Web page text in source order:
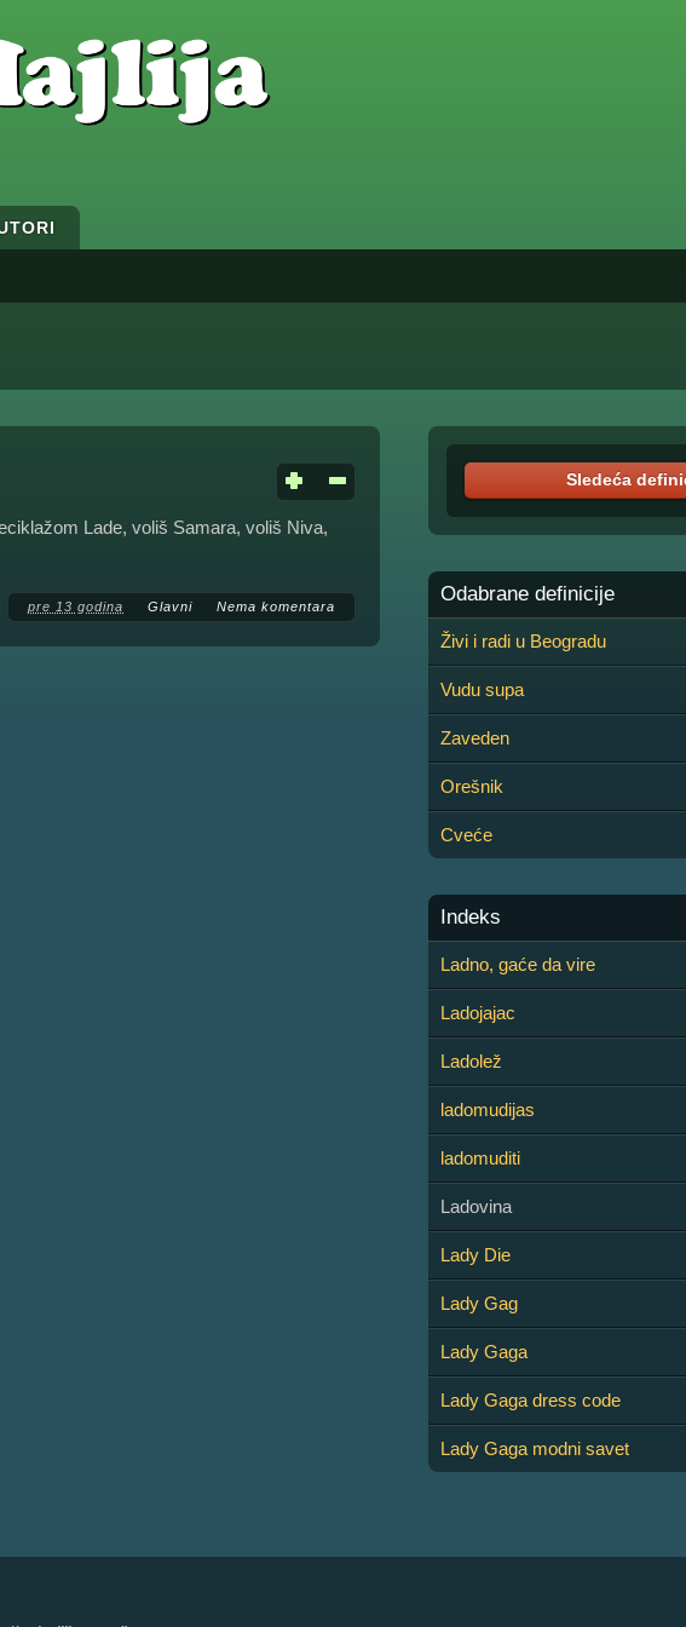
Lade, voliš Samara, voliš Niva,
pre 13 godina Glavni Nema komentara
Sledeća
Odabrane definicije
Živi i radi u Beogradu
Vudu supa
Zaveden
Orešnik
Cveće
Indeks
Ladno, gaće da vire
Ladojajac
Ladolež
ladomudijas
ladomuditi
Ladovina
Lady Die
Lady Gag
Lady Gaga
Lady Gaga dress code
Lady Gaga modni savet